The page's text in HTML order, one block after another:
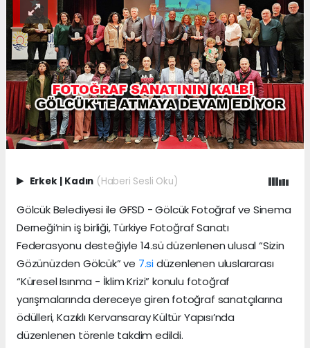
Erkek | Kadın (Haberi Sesli Oku)
Gölcük Belediyesi ile GFSD - Gölcük Fotoğraf ve Sinema
Derneği’nin iş birliği, Türkiye Fotoğraf Sanatı
Federasyonu desteğiyle 14.sü düzenlenen ulusal “Sizin
Gözünüzden Gölcük” ve 7.sidüzenlenen uluslararası
“Küresel Isınma - İklim Krizi” konulu fotoğraf
yarışmalarında dereceye giren fotoğraf sanatçılarına
ödülleri, Kazıklı Kervansaray Kültür Yapısı’nda
düzenlenen törenle takdim edildi.